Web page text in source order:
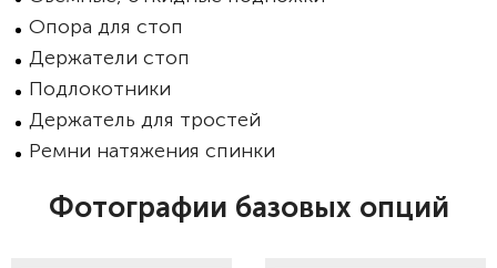
Опора для стоп
Держатели стоп
Подлокотники
Держатель для тростей
Ремни натяжения спинки
Фотографии базовых опций